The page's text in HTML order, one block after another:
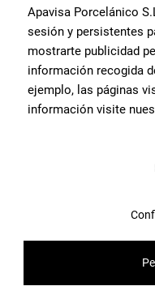
ayudacon
Ponte en contacto con el
que contamos en Apavisa
ayudamos en lo que
arquitectura, interiorismo o
Apavisa Porcelánico
sesión y persistentes
mostrarte publicidad
información recogida
ejemplo, las páginas
información visite